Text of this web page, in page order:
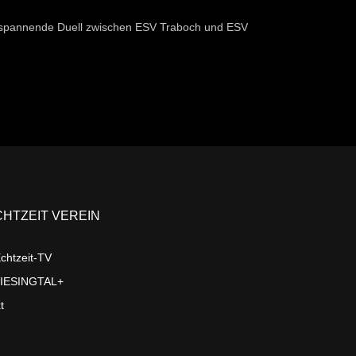
Duell zwischen ESV Traboch und ESV
VEREIN
TV